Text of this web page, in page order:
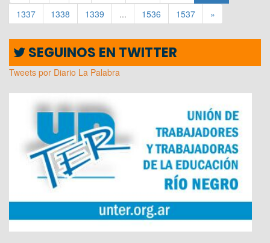
1337
1338 1339 ... 1536 1537 »
SEGUINOS EN TWITTER
Tweets por Diario La Palabra